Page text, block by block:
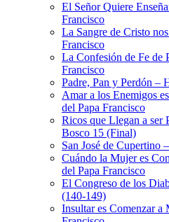
El Señor Quiere
Francisco
La Sangre de Cristo
Francisco
La Confesión de Fe de
Francisco
Padre, Pan y Perdón –
Amar a los Enemigos
del Papa Francisco
Ricos que Llegan a ser
Bosco 15 (Final)
San José de Cupertino
Cuándo la Mujer es
del Papa Francisco
El Congreso de los
(140-149)
Insultar es Comenzar a